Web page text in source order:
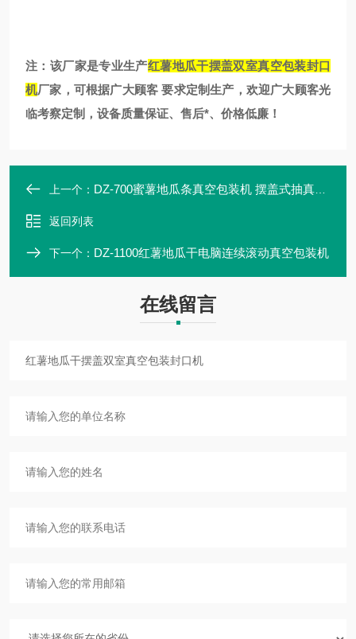
注：该厂家是专业生产红薯地瓜干摆盖双室真空包装封口
机厂家，可根据广大顾客 要求定制生产，欢迎广大顾客光
临考察定制，设备质量保证、售后*、价格低廉！
上一个： DZ-700蜜薯地瓜条真空包装机 摆盖式抽真空机
返回列表
下一个： DZ-1100红薯地瓜干电脑连续滚动真空包装机
在线留言